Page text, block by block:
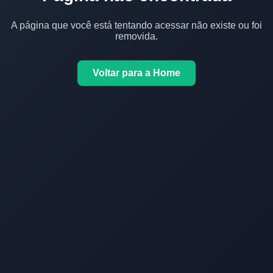
A página que você está tentando acessar não existe ou foi
removida.
Voltar para a Home